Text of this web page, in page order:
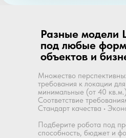
Разные модели
под любые
объектов и
Множество
требования к локации
минимальные (от 40
Соответствие
Стандарт качества •
Подберите робота под
способность, бюджет и